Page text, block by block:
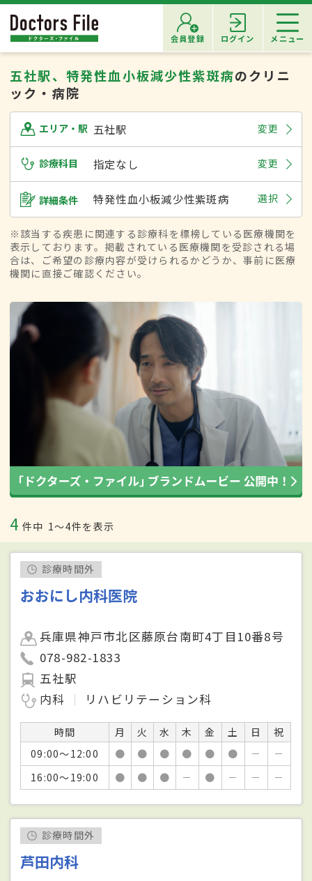
会員登録 ログイン メニュー
五社駅、特発性血小板減少性紫斑病のクリニ
ック・病院
エリア・駅 五社駅 変更
診療科目 指定なし 変更
詳細条件 特発性血小板減少性紫斑病 選択
※該当する疾患に関連する診療科を標榜している医療機関を
表示しております。掲載されている医療機関を受診される場
合は、ご希望の診療内容が受けられるかどうか、事前に医療
機関に直接ご確認ください。
4 件中 1〜4件を表示
診療時間外
おおにし内科医院
兵庫県神戸市北区藤原台南町4丁目10番8号
078-982-1833
五社駅
内科
リハビリテーション科
時間 月 火 水 木 金 土 日
祝
09:00～12:00
● ● ● ● ● ● －
－
16:00～19:00
● ● ● － ● － － －
診療時間外
芦田内科